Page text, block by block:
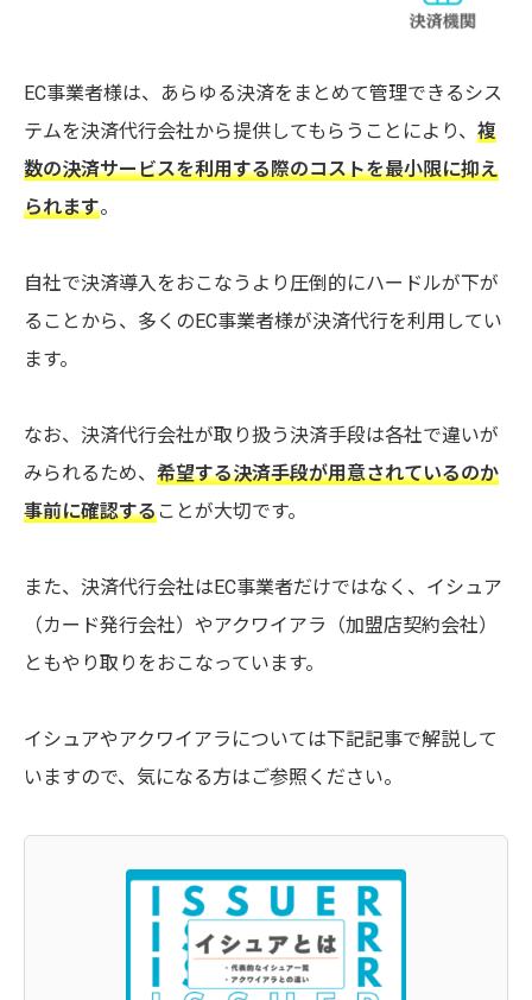
EC事業者様は、あらゆる決済をまとめて管理できるシス
テムを決済代行会社から提供してもらうことにより、 複
数の決済サービスを利用する際のコストを最小限に抑え
られます。
自社で決済導入をおこなうより圧倒的にハードルが下が
ることから、多くのEC事業者様が決済代行を利用してい
ます。
なお、決済代行会社が取り扱う決済手段は各社で違いが
みられるため、 希望する決済手段が用意されているのか
事前に確認することが大切です。
また、決済代行会社はEC事業者だけではなく、イシュア
（カード発行会社）やアクワイアラ（加盟店契約会社）
ともやり取りをおこなっています。
イシュアやアクワイアラについては下記記事で解説して
いますので、気になる方はご参照ください。